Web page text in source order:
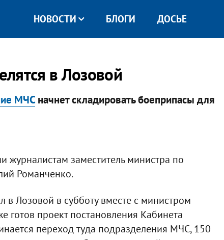
НОВОСТИ БЛОГИ ДОСЬЕ
в Лозовой
МЧСначнет складировать боеприпасы для
заместитель министра по
Романченко.
в Лозовой в субботу вместе с министром
проект постановления Кабинета
переход туда подразделения МЧС, 150